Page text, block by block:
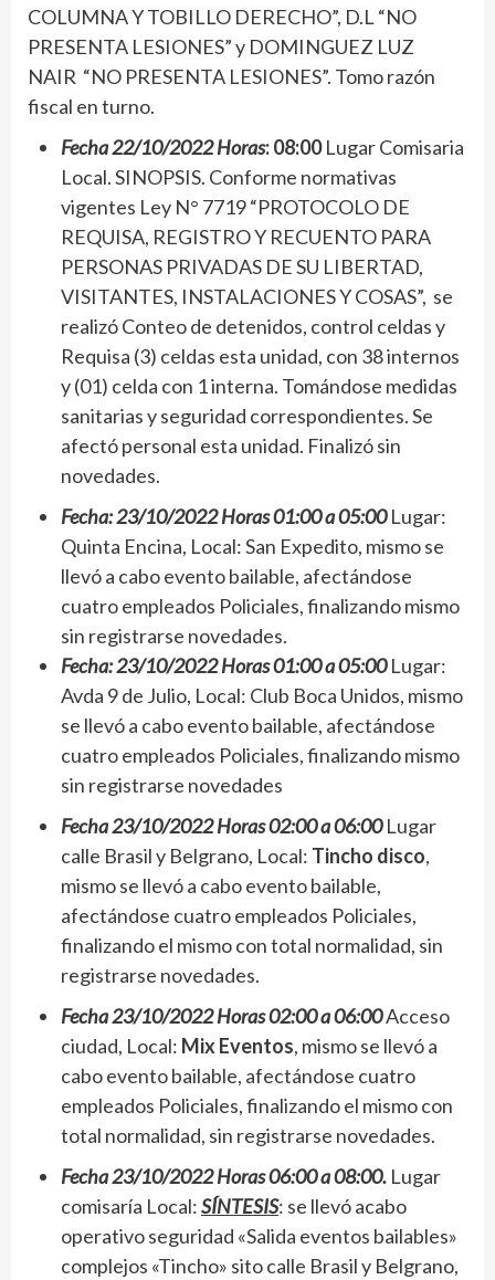
COLUMNA Y TOBILLO DERECHO”, D.L “NO
PRESENTA LESIONES” y DOMINGUEZ LUZ
NAIR “NO PRESENTA LESIONES”. Tomo razón
fiscal en turno.
Fecha 22/10/2022 Horas: 08:00Lugar Comisaria
Local. SINOPSIS. Conforme normativas
vigentes Ley N° 7719 “PROTOCOLO DE
REQUISA, REGISTRO Y RECUENTO PARA
PERSONAS PRIVADAS DE SU LIBERTAD,
VISITANTES, INSTALACIONES Y COSAS”, se
realizó Conteo de detenidos, control celdas y
Requisa (3) celdas esta unidad, con 38 internos
y (01) celda con 1 interna. Tomándose medidas
sanitarias y seguridad correspondientes. Se
afectó personal esta unidad. Finalizó sin
novedades.
Fecha: 23/10/2022 Horas 01:00 a 05:00Lugar:
Quinta Encina, Local: San Expedito, mismo se
llevó a cabo evento bailable, afectándose
cuatro empleados Policiales, finalizando mismo
sin registrarse novedades.
Fecha: 23/10/2022 Horas 01:00 a 05:00Lugar:
Avda 9 de Julio, Local: Club Boca Unidos, mismo
se llevó a cabo evento bailable, afectándose
cuatro empleados Policiales, finalizando mismo
sin registrarse novedades
Fecha 23/10/2022 Horas 02:00 a 06:00Lugar
calle Brasil y Belgrano, Local: Tincho disco,
mismo se llevó a cabo evento bailable,
afectándose cuatro empleados Policiales,
finalizando el mismo con total normalidad, sin
registrarse novedades.
Fecha 23/10/2022 Horas 02:00 a 06:00Acceso
ciudad, Local: Mix Eventos, mismo se llevó a
cabo evento bailable, afectándose cuatro
empleados Policiales, finalizando el mismo con
total normalidad, sin registrarse novedades.
Fecha 23/10/2022 Horas 06:00 a 08:00. Lugar
comisaría Local:SÍNTESIS: se llevó acabo
operativo seguridad «Salida eventos bailables»
complejos «Tincho» sito calle Brasil y Belgrano,